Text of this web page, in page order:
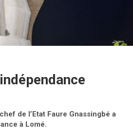
de l’Etat Faure Gnassingbé a
à Lomé.